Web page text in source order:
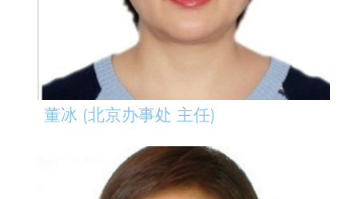
董冰 (北京办事处 主任)